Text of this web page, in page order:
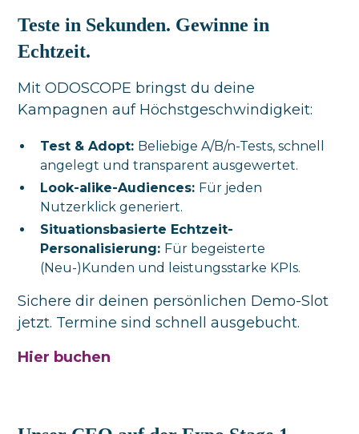
Teste in Sekunden. Gewinne in
Echtzeit.
Mit ODOSCOPE bringst du deine
Kampagnen auf Höchstgeschwindigkeit:
Test & Adopt: Beliebige A/B/n-Tests, schnell
angelegt und transparent ausgewertet.
Look-alike-Audiences: Für jeden
Nutzerklick generiert.
Situationsbasierte Echtzeit-
Personalisierung: Für begeisterte
(Neu-)Kunden und leistungsstarke KPIs.
Sichere dir deinen persönlichen Demo-Slot
jetzt. Termine sind schnell ausgebucht.
Hier buchen